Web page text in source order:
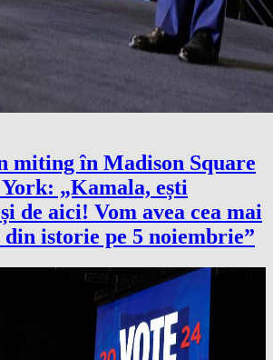
miting în Madison Square
„Kamala, ești
de aici! Vom avea cea mai
istorie pe 5 noiembrie”